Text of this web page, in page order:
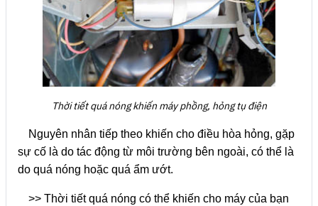
Thời tiết quá nóng khiến máy phồng, hỏng tụ điện
Nguyên nhân tiếp theo khiến cho điều hòa hỏng, gặp
sự cố là do tác động từ môi trường bên ngoài, có thể là
do quá nóng hoặc quá ẩm ướt.
>> Thời tiết quá nóng có thể khiến cho máy của bạn